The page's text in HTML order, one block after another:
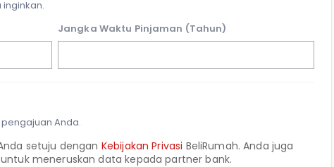
inginkan.
Jangka Waktu Pinjaman (Tahun)
Anda.
setuju dengan Kebijakan Privasi BeliRumah. Anda juga
meneruskan data kepada partner bank.